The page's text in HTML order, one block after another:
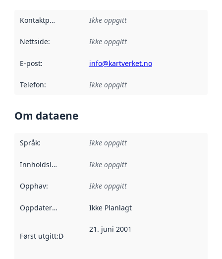
Kontaktpunkt Ikke oppgitt
Nettside: Ikke oppgitt
E-post: info@kartverket.no
Telefon: Ikke oppgitt
Om dataene
Språk: Ikke oppgitt
Innholdsleverandører :
Ikke oppgitt
Opphav: Ikke oppgitt
Oppdateringsfrekvens :
Ikke Planlagt
Først utgitt:Denne datoen sier når dataene i dette
21. juni 2001